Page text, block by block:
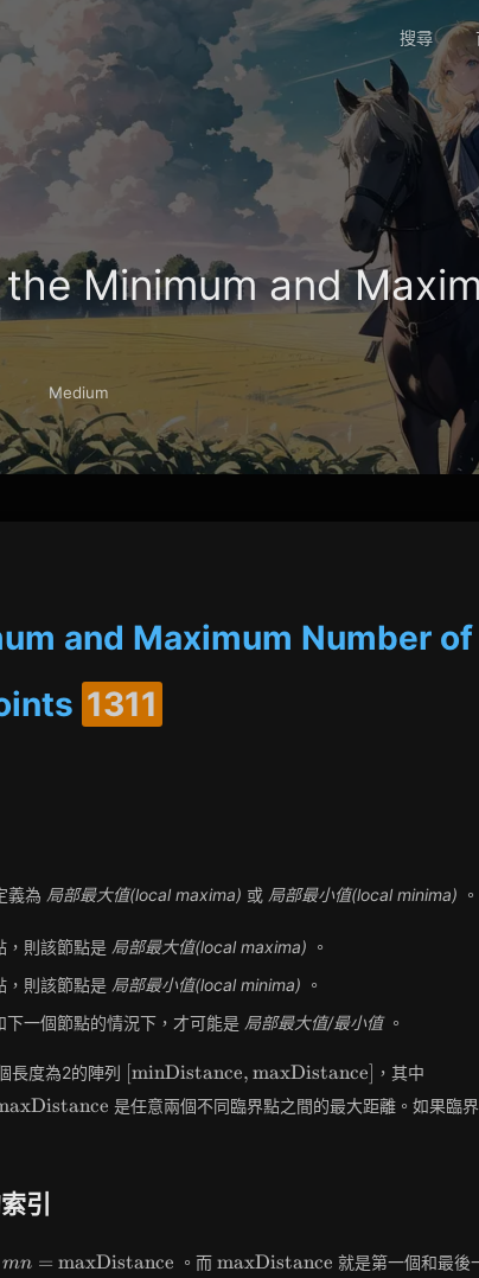
搜尋
Minimum and
Medium
and Maximum Number of
1311
義為 局部最大值(local maxima) 或 局部最小值(local minima) 。
，則該節點是 局部最大值(local maxima) 。
，則該節點是 局部最小值(local minima) 。
一個節點的情況下，才可能是 局部最大值/最小值。
長度為2的陣列 [\text{minDistance},
\text{maxDistance}]
minDistance, maxDistance ，其中
是任意兩個不同臨界點之間的最大距離。如果臨
引
mn =
mn = maxDistance 。而\text{maxDistance}
maxDistance 就是第一個和最後